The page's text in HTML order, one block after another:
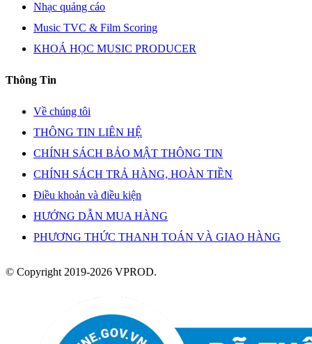
Nhạc quảng cáo
Music TVC & Film Scoring
KHOÁ HỌC MUSIC PRODUCER
Thông Tin
Về chúng tôi
THÔNG TIN LIÊN HỆ
CHÍNH SÁCH BẢO MẬT THÔNG TIN
CHÍNH SÁCH TRẢ HÀNG, HOÀN TIỀN
Điều khoản và điều kiện
HƯỚNG DẪN MUA HÀNG
PHƯƠNG THỨC THANH TOÁN VÀ GIAO HÀNG
© Copyright 2019-2026 VPROD.